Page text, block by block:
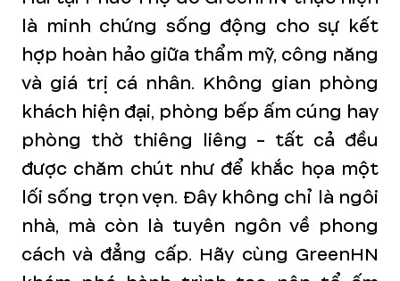
là minh chứng sống động cho sự kết
hợp hoàn hảo giữa thẩm mỹ, công năng
và giá trị cá nhân. Không gian phòng
khách hiện đại, phòng bếp ấm cúng hay
phòng thờ thiêng liêng - tất cả đều
được chăm chút như để khắc họa một
lối sống trọn vẹn. Đây không chỉ là ngôi
nhà, mà còn là tuyên ngôn về phong
cách và đẳng cấp. Hãy cùng GreenHN